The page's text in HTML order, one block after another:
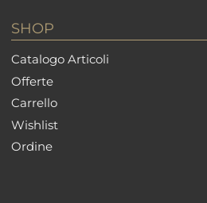
SHOP
Catalogo Articoli
Offerte
Carrello
Wishlist
Ordine